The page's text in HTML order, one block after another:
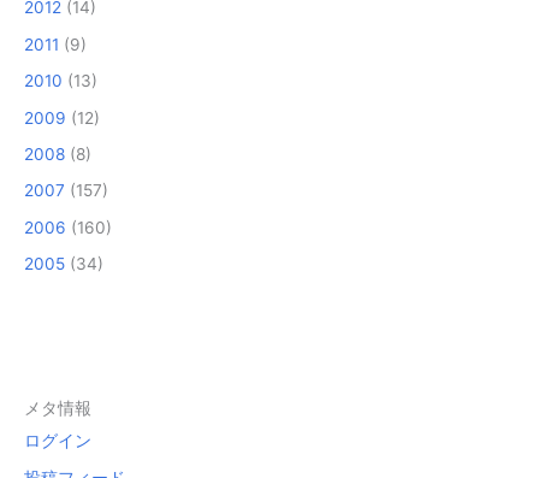
2012 (14)
2011 (9)
2010 (13)
2009 (12)
2008 (8)
2007 (157)
2006 (160)
2005 (34)
メタ情報
ログイン